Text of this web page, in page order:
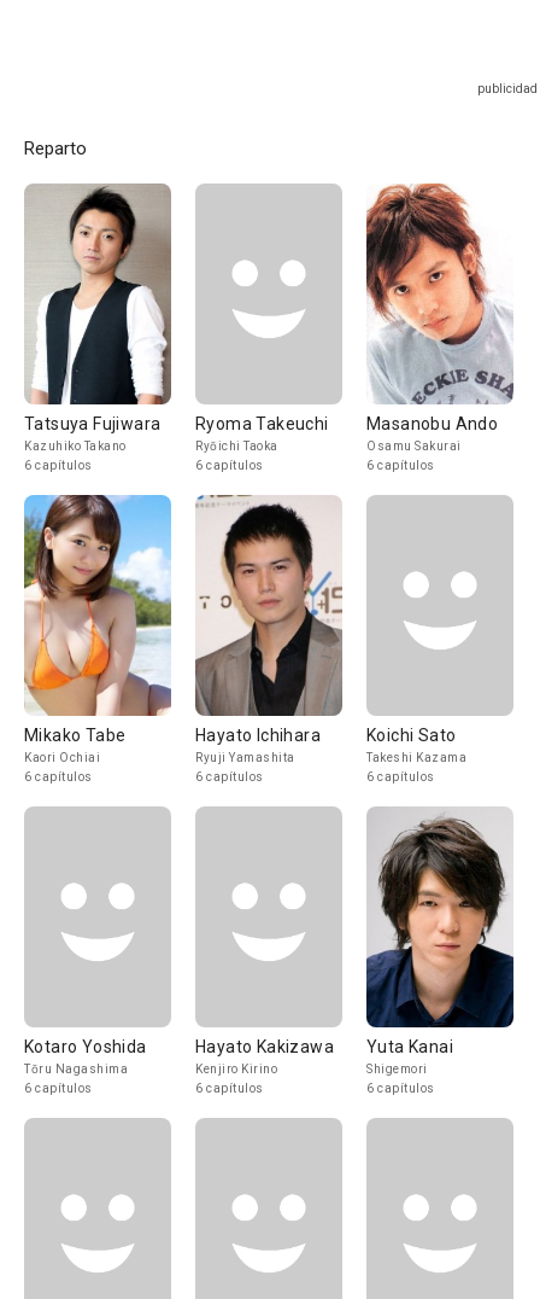
Reparto
Tatsuya Fujiwara
Kazuhiko Takano
6 capítulos
Ryoma Takeuchi
Ryōichi Taoka
6 capítulos
Masanobu Ando
Osamu Sakurai
6 capítulos
Mikako Tabe
Kaori Ochiai
6 capítulos
Hayato Ichihara
Ryuji Yamashita
6 capítulos
Koichi Sato
Takeshi Kazama
6 capítulos
Kotaro Yoshida
Tōru Nagashima
6 capítulos
Hayato Kakizawa
Kenjiro Kirino
6 capítulos
Yuta Kanai
Shigemori
6 capítulos